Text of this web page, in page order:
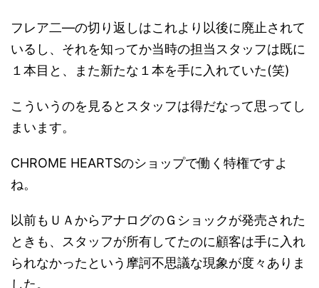
フレア二―の切り返しはこれより以後に廃止されて
いるし、それを知ってか当時の担当スタッフは既に
１本目と、また新たな１本を手に入れていた(笑)
こういうのを見るとスタッフは得だなって思ってし
まいます。
CHROME HEARTSのショップで働く特権ですよ
ね。
以前もＵＡからアナログのＧショックが発売された
ときも、スタッフが所有してたのに顧客は手に入れ
られなかったという摩訶不思議な現象が度々ありま
した。